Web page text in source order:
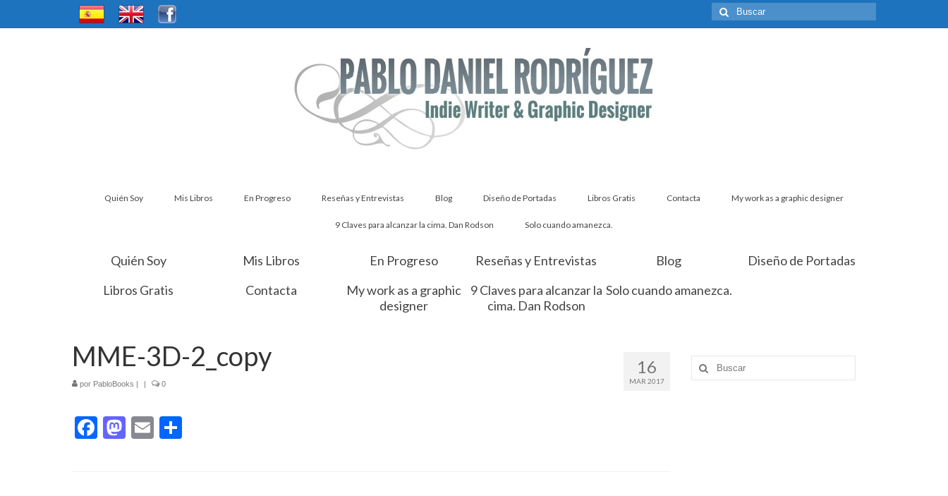
Buscar
por:
Quién Soy Mis Libros En Progreso Reseñas y Entrevistas Blog Diseño de Portadas Libros Gratis Contacta My work as a graphic designer
9 Claves para alcanzar la cima. Dan Rodson Solo cuando amanezca.
Quién Soy Mis Libros En Progreso Reseñas y Entrevistas Blog
Diseño de Portadas
Libros Gratis
Contacta
My work as a graphic
designer
9 Claves para alcanzar la
cima. Dan Rodson
Solo cuando amanezca.
16
MAR 2017
MME-3D-2_copy
por PabloBooks | | 0
Facebook
Mastodon
Email
Buscar
por: